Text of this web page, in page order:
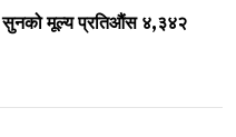
सुनको मूल्य प्रतिऔंस ४,३४२